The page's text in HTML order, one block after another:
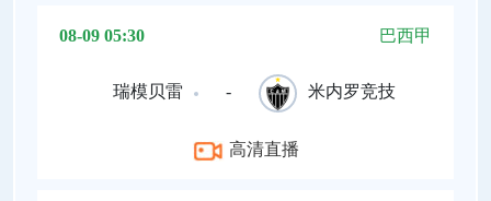
08-09 05:30 巴西甲
瑞模贝雷 - 米内罗竞技
高清直播